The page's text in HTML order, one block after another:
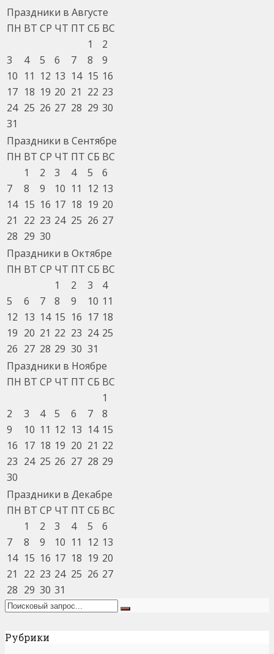
Праздники в Августе
ПН ВТ СР ЧТ ПТ СБ ВС
1
2
3
4 5 6 7 8
9
10 11 12 13 14 15 16
17 18 19 20 21 22 23
24 25 26 27 28 29 30
31
Праздники в Сентябре
ПН ВТ СР ЧТ ПТ СБ ВС
1
2 3 4 5
6
7
8 9 10 11 12 13
14 15 16 17 18 19 20
21
22 23 24 25 26 27
28 29 30
Праздники в Октябре
ПН ВТ СР ЧТ ПТ СБ ВС
1
2 3
4
5
6 7 8 9 10 11
12 13 14 15 16 17 18
19 20 21 22 23 24 25
26 27 28 29 30 31
Праздники в Ноябре
ПН ВТ СР ЧТ ПТ СБ ВС
1
2
3 4 5 6 7
8
9
10 11 12 13 14 15
16 17 18 19 20 21 22
23 24 25 26 27 28 29
30
Праздники в Декабре
ПН ВТ СР ЧТ ПТ СБ ВС
1
2 3 4 5
6
7
8 9 10 11 12 13
14 15 16 17 18 19 20
21
22 23 24 25 26 27
28 29 30 31
Рубрики